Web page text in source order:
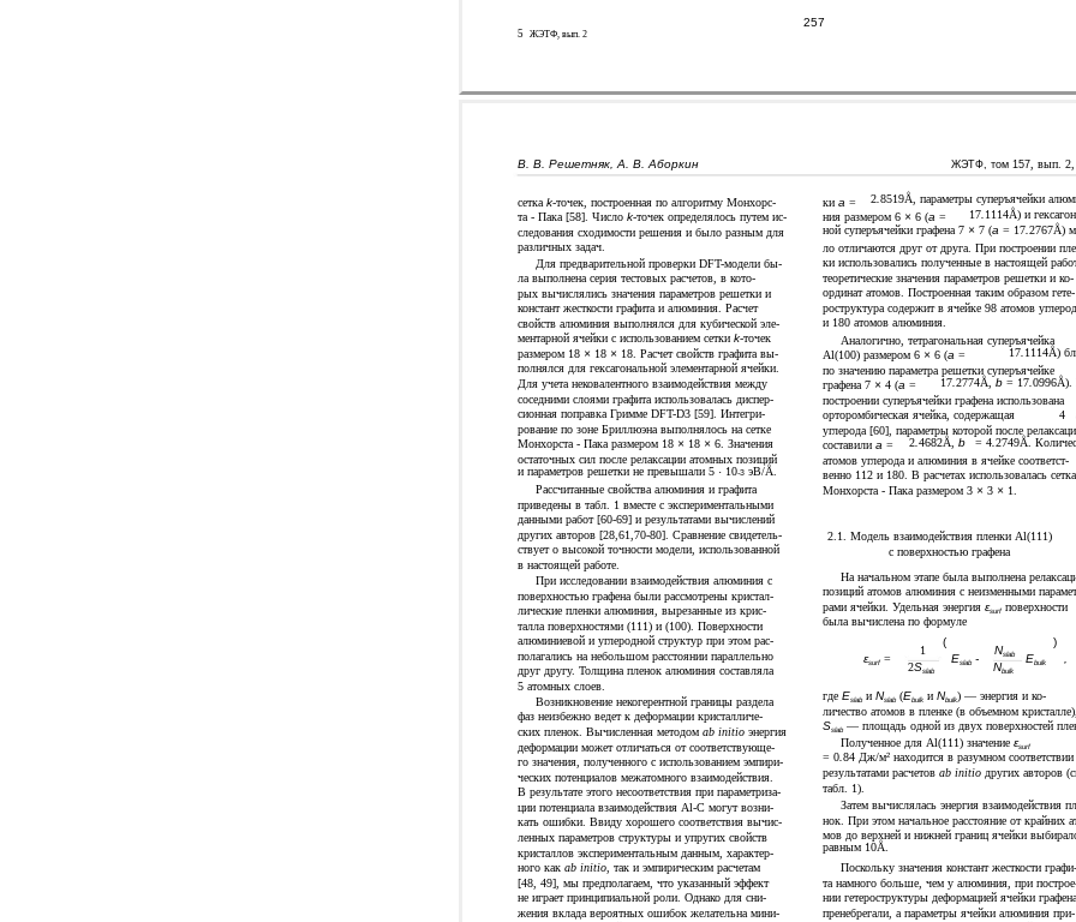
257
5 ЖЭТФ, вып. 2
В. В. Решетняк, А. В. Аборкин ЖЭТФ, том 157 , вып.
сеткаk-точек, построенная по алгоритму Монхорс- ки a = 2.8519Å, параметры суперъячейки
та - Пака [58]. Числоk-точек определялось путем ис- ния размером 6 × 6 (a = 17. 1114Å) и
следования сходимости решения и было разным для
ной суперъячейки графена 7 × 7 (a = 17 .2767Å)
различных задач.
ло отличаются друг от друга. При построении
Для предварительной проверки DFT-модели бы-
ки использовались полученные в настоящей
ла выполнена серия тестовых расчетов, в кото-
теоретические значения параметров решетки и ко-
рых вычислялись значения параметров решетки и
ординат атомов. Построенная таким образом гете-
констант жесткости графита и алюминия. Расчет
роструктура содержит в ячейке 98 атомов
свойств алюминия выполнялся для кубической эле-
и 180 атомов алюминия.
ментарной ячейки с использованием сеткиk-точек
Аналогично, тетрагональная суперъячейка
размером 18× 18× 18. Расчет свойств графита вы- Al(100) размером 6 × 6 (a= 17 1114Å)
полнялся для гексагональной элементарной ячейки.
по значению параметра решетки суперъячейке
Для учета нековалентного взаимодействия между
графена 7 × 4 (a = 17. 2774Å, b= 17. 0996Å).
соседними слоями графита использовалась диспер-
построении суперъячейки графена использована
сионная поправка Гримме DFT-D3 [59]. Интегри-
орторомбическая ячейка, содержащая 4
рование по зоне Бриллюэна выполнялось на сетке
углерода [60], параметры которой после
Монхорста - Пака размером 18× 18× 6. Значения составили a = 2 .4682Å, b = 4. 2749Å.
остаточных сил после релаксации атомных позиций
атомов углерода и алюминия в ячейке соответст-
и параметров решетки не превышали 5·10-3эВ/Å.
венно 112 и 180. В расчетах использовалась сетка
Рассчитанные свойства алюминия и графита
Монхорста - Пака размером 3 × 3 × 1.
приведены в табл. 1 вместе с экспериментальными
данными работ [60-69] и результатами вычислений
других авторов [28,61,70-80]. Сравнение свидетель-
2.1. Модель взаимодействия пленки Al(111)
ствует о высокой точности модели, использованной
с поверхностью графена
в настоящей работе.
На начальном этапе была выполнена
При исследовании взаимодействия алюминия с
позиций атомов алюминия с неизменными
поверхностью графена были рассмотрены кристал-
рами ячейки. Удельная энергия εsurf поверхности
лические пленки алюминия, вырезанные из крис-
была вычислена по формуле
талла поверхностями (111) и (100). Поверхности
алюминиевой и углеродной структур при этом рас-
( )
1 Nslab
полагались на небольшом расстоянии параллельно εsurf = Eslab- Ebulk
2Sslab Nbulk
друг другу. Толщина пленок алюминия составляла
5 атомных слоев.
где Eslab и Nslab (Ebulk и Nbulk) — энергия и ко-
Возникновение некогерентной границы раздела
личество атомов в пленке (в объемном кристалле),
фаз неизбежно ведет к деформации кристалличе-
Sslab — площадь одной из двух поверхностей
ских пленок. Вычисленная методомab initioэнергия
Полученное для Al(111) значение εsurf
деформации может отличаться от соответствующе-
= 0.84 Дж/м2 находится в разумном соответствии
го значения, полученного с использованием эмпири-
результатами расчетов ab initio других авторов
ческих потенциалов межатомного взаимодействия.
табл. 1).
В результате этого несоответствия при параметриза-
ции потенциала взаимодействия Al-C могут возни-
Затем вычислялась энергия взаимодействия
кать ошибки. Ввиду хорошего соответствия вычис-
нок. При этом начальное расстояние от крайних
ленных параметров структуры и упругих свойств
мов до верхней и нижней границ ячейки
кристаллов экспериментальным данным, характер-
равным 10Å.
ного какab initio, так и эмпирическим расчетам
Поскольку значения констант жесткости графи-
[48, 49], мы предполагаем, что указанный эффект
та намного больше, чем у алюминия, при
не играет принципиальной роли. Однако для сни-
нии гетероструктуры деформацией ячейки графена
жения вклада вероятных ошибок желательна мини-
пренебрегали, а параметры ячейки алюминия при-